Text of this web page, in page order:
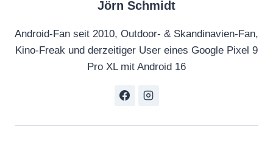
Jörn Schmidt
Android-Fan seit 2010, Outdoor- & Skandinavien-Fan,
Kino-Freak und derzeitiger User eines Google Pixel 9
Pro XL mit Android 16